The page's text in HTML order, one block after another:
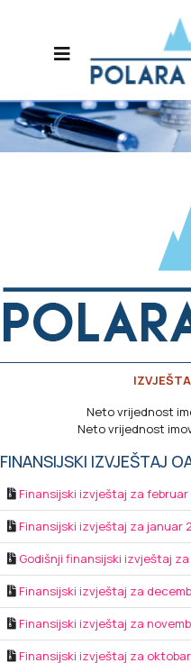
Neto vrijednost
Neto vrijednost
FINANSIJSKI IZVJEŠTAJ
Finansijski izvještaj za
Finansijski izvještaj za januar
Godišnji finansijski izvještaj
Finansijski izvještaj za
Finansijski izvještaj za
Finansijski izvještaj za